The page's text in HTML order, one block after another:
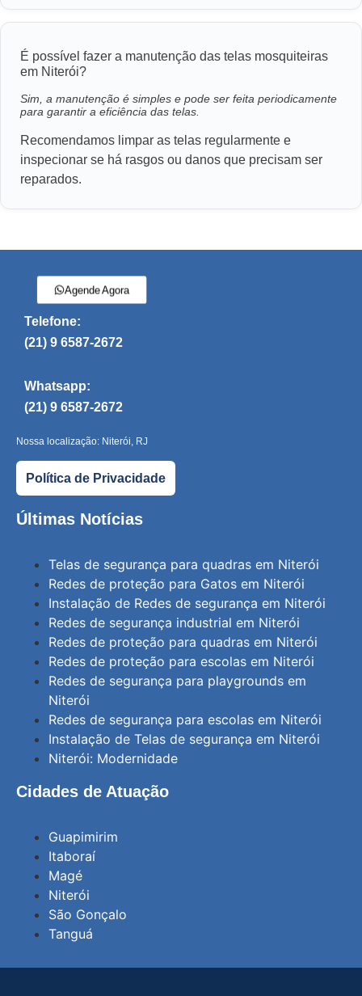
É possível fazer a manutenção das telas mosquiteiras
em Niterói?
Sim, a manutenção é simples e pode ser feita periodicamente
para garantir a eficiência das telas.
Recomendamos limpar as telas regularmente e
inspecionar se há rasgos ou danos que precisam ser
reparados.
Agende Agora
Telefone:
(21) 9 6587-2672
Whatsapp:
(21) 9 6587-2672
Nossa localização: Niterói, RJ
Política de Privacidade
Últimas Notícias
Telas de segurança para quadras em Niterói
Redes de proteção para Gatos em Niterói
Instalação de Redes de segurança em Niterói
Redes de segurança industrial em Niterói
Redes de proteção para quadras em Niterói
Redes de proteção para escolas em Niterói
Redes de segurança para playgrounds em
Niterói
Redes de segurança para escolas em Niterói
Instalação de Telas de segurança em Niterói
Niterói: Modernidade
Cidades de Atuação
Guapimirim
Itaboraí
Magé
Niterói
São Gonçalo
Tanguá